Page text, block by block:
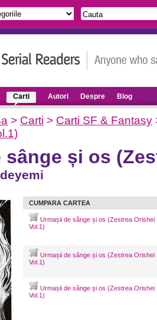
Carti Autori Despre Blog
> Carti > Carti SF & Fantasy
sânge și os
CUMPARA CARTEA
Urmașii de sânge și os (Zestrea Orishei
Vol.1)
Urmașii de sânge și os (Zestrea Orishei
Vol.1)
Urmașii de sânge și os (Zestrea Orishei
Vol.1)